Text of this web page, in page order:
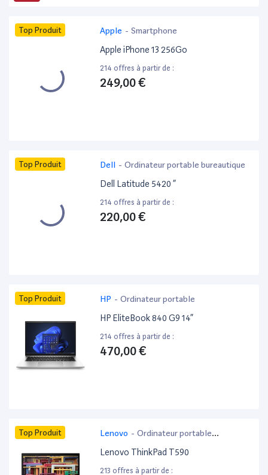
Top Produit Apple - Smartphone
Apple iPhone 13 256Go
214 offres à partir de :
249,00 €
Top Produit Dell - Ordinateur portable bureautique
Dell Latitude 5420 ”
214 offres à partir de :
220,00 €
Top Produit HP - Ordinateur portable
HP EliteBook 840 G9 14”
214 offres à partir de :
470,00 €
Top Produit Lenovo - Ordinateur portable
bureautique
Lenovo ThinkPad T590
213 offres à partir de :